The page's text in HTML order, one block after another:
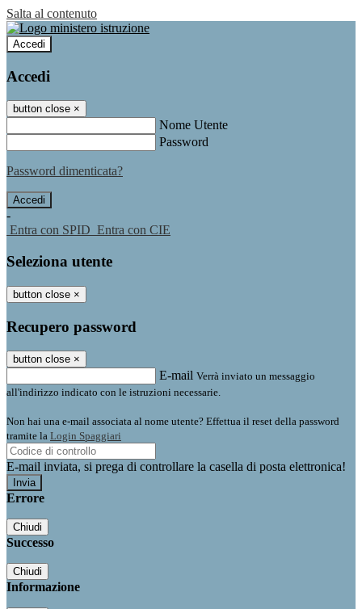
Salta al contenuto
Accedi
Accedi
button close ×
Nome Utente
Password
Password dimenticata?
-
Entra con SPID Entra con CIE
Seleziona utente
button close ×
Recupero password
button close ×
E-mail Verrà inviato un messaggio
all'indirizzo indicato con le istruzioni necessarie.
Non hai una e-mail associata al nome utente? Effettua il reset della password
tramite la Login Spaggiari
E-mail inviata, si prega di controllare la casella di posta elettronica!
Errore
Chiudi
Successo
Chiudi
Informazione